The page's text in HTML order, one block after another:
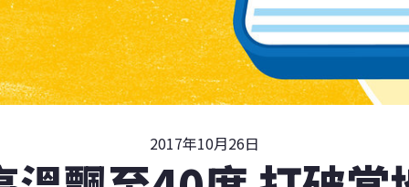
2017年10月26日